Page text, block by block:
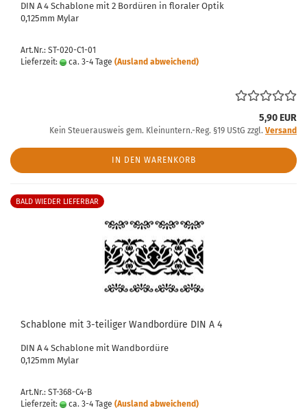
DIN A 4 Schablone mit 2 Bordüren in floraler Optik
0,125mm Mylar
Art.Nr.: ST-020-C1-01
Lieferzeit:
ca. 3-4 Tage (Ausland abweichend)
5,90 EUR
Kein Steuerausweis gem. Kleinuntern.-Reg. §19 UStG zzgl. Versand
IN DEN WARENKORB
BALD WIEDER LIEFERBAR
Schablone mit 3-teiliger Wandbordüre DIN A 4
DIN A 4 Schablone mit Wandbordüre
0,125mm Mylar
Art.Nr.: ST-368-C4-B
Lieferzeit:
ca. 3-4 Tage (Ausland abweichend)